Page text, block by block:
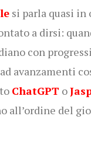
si parla quasi in
a dirsi:
con
avanzamenti
ChatGPT o
all’ordine del